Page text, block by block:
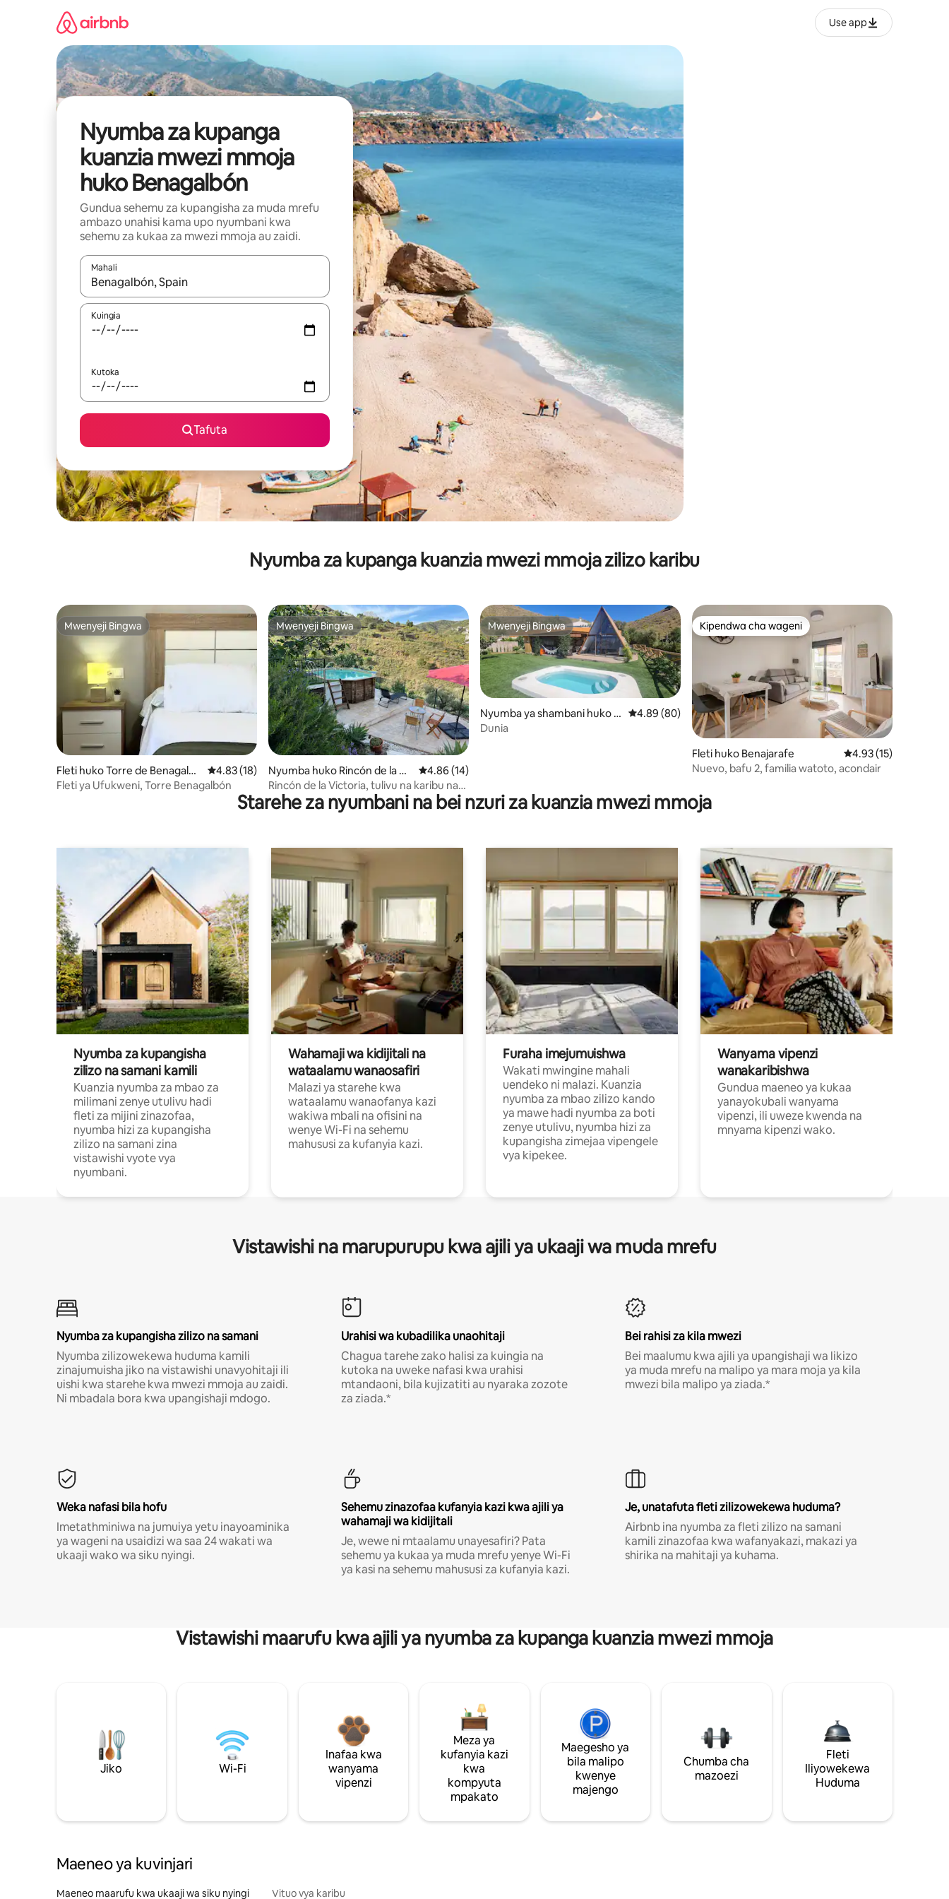
Use app
Nyumba za kupanga
kuanzia mwezi mmoja
huko Benagalbón
Gundua sehemu za kupangisha za muda mrefu
ambazo unahisi kama upo nyumbani kwa
sehemu za kukaa za mwezi mmoja au zaidi.
Mahali
Wakati matokeo yanapatikana, vinjari kwa kutumia vitufe vya vishale vya juu na chini au uchunguze kwa kugusa au kutelezesha kidole kwenye ishara.
Kuingia
Kutoka
Tafuta
Nyumba za kupanga kuanzia mwezi mmoja zilizo karibu
Mwenyeji Bingwa
Mwenyeji Bingwa
Fleti huko Torre de Benagalbó
n
Ukadiriaji wa wastani wa 4.83 kati ya 5, tathmini 18
4.83 (18)
Fleti ya Ufukweni, Torre Benagalbón
Mwenyeji Bingwa
Mwenyeji Bingwa
Nyumba huko Rincón de la Vi
ctoria
Ukadiriaji wa wastani wa 4.86 kati ya 5, tathmini 14
4.86 (14)
Rincón de la Victoria, tulivu na karibu na
kila kitu
Mwenyeji Bingwa
Mwenyeji Bingwa
Nyumba ya shambani huko M
álaga
Ukadiriaji wa wastani wa 4.89 kati ya 5, tathmini 80
4.89 (80)
Dunia
Kipendwa cha wageni
Kipendwa cha wageni
Fleti huko Benajarafe Ukadiriaji wa wastani
4.93 (15)
Nuevo, bafu 2, familia watoto, acondair
Starehe za nyumbani na bei nzuri za kuanzia mwezi mmoja
Nyumba za kupangisha
zilizo na samani kamili
Kuanzia nyumba za mbao za
milimani zenye utulivu hadi
fleti za mijini zinazofaa,
nyumba hizi za kupangisha
zilizo na samani zina
vistawishi vyote vya
nyumbani.
Wahamaji wa kidijitali na
wataalamu wanaosafiri
Malazi ya starehe kwa
wataalamu wanaofanya kazi
wakiwa mbali na ofisini na
wenye Wi-Fi na sehemu
mahususi za kufanyia kazi.
Furaha imejumuishwa
Wakati mwingine mahali
uendeko ni malazi. Kuanzia
nyumba za mbao zilizo kando
ya mawe hadi nyumba za boti
zenye utulivu, nyumba hizi za
kupangisha zimejaa vipengele
vya kipekee.
Wanyama vipenzi
wanakaribishwa
Gundua maeneo ya kukaa
yanayokubali wanyama
vipenzi, ili uweze kwenda na
mnyama kipenzi wako.
Vistawishi na marupurupu kwa ajili ya ukaaji wa muda mrefu
Nyumba za kupangisha zilizo na samani
Nyumba zilizowekewa huduma kamili
zinajumuisha jiko na vistawishi unavyohitaji ili
uishi kwa starehe kwa mwezi mmoja au zaidi.
Ni mbadala bora kwa upangishaji mdogo.
Urahisi wa kubadilika unaohitaji
Chagua tarehe zako halisi za kuingia na
kutoka na uweke nafasi kwa urahisi
mtandaoni, bila kujizatiti au nyaraka zozote
za ziada.*
Bei rahisi za kila mwezi
Bei maalumu kwa ajili ya upangishaji wa likizo
ya muda mrefu na malipo ya mara moja ya kila
mwezi bila malipo ya ziada.*
Weka nafasi bila hofu
Imetathminiwa na jumuiya yetu inayoaminika
ya wageni na usaidizi wa saa 24 wakati wa
ukaaji wako wa siku nyingi.
Sehemu zinazofaa kufanyia kazi kwa ajili ya
wahamaji wa kidijitali
Je, wewe ni mtaalamu unayesafiri? Pata
sehemu ya kukaa ya muda mrefu yenye Wi-Fi
ya kasi na sehemu mahususi za kufanyia kazi.
Je, unatafuta fleti zilizowekewa huduma?
Airbnb ina nyumba za fleti zilizo na samani
kamili zinazofaa kwa wafanyakazi, makazi ya
shirika na mahitaji ya kuhama.
Vistawishi maarufu kwa ajili ya nyumba za kupanga kuanzia mwezi mmoja
Jiko Wi-Fi
Inafaa kwa
wanyama
vipenzi
Meza ya
kufanyia kazi
kwa
kompyuta
mpakato
Maegesho ya
bila malipo
kwenye
majengo
Chumba cha
mazoezi
Fleti
Iliyowekewa
Huduma
Maeneo ya kuvinjari
Maeneo maarufu kwa ukaaji wa siku nyingi Vituo vya karibu